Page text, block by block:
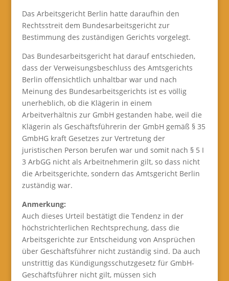
Das Arbeitsgericht Berlin hatte daraufhin den
Rechtsstreit dem Bundesarbeitsgericht zur
Bestimmung des zuständigen Gerichts vorgelegt.
Das Bundesarbeitsgericht hat darauf entschieden,
dass der Verweisungsbeschluss des Amtsgerichts
Berlin offensichtlich unhaltbar war und nach
Meinung des Bundesarbeitsgerichts ist es völlig
unerheblich, ob die Klägerin in einem
Arbeitverhältnis zur GmbH gestanden habe, weil die
Klägerin als Geschäftsführerin der GmbH gemäß § 35
GmbHG kraft Gesetzes zur Vertretung der
juristischen Person berufen war und somit nach § 5 I
3 ArbGG nicht als Arbeitnehmerin gilt, so dass nicht
die Arbeitsgerichte, sondern das Amtsgericht Berlin
zuständig war.
Anmerkung:
Auch dieses Urteil bestätigt die Tendenz in der
höchstrichterlichen Rechtsprechung, dass die
Arbeitsgerichte zur Entscheidung von Ansprüchen
über Geschäftsführer nicht zuständig sind. Da auch
unstrittig das Kündigungsschutzgesetz für GmbH-
Geschäftsführer nicht gilt, müssen sich